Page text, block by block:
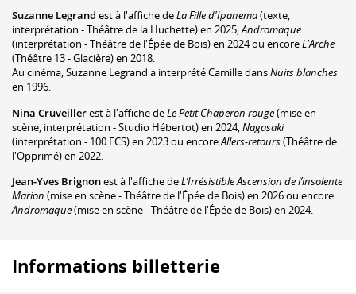
Suzanne Legrand est à l'affiche deLa Fille d'Ipanema(texte,
interprétation - Théâtre de la Huchette) en 2025,Andromaque
(interprétation - Théâtre de l'Épée de Bois) en 2024 ou encoreL'Arche
(Théâtre 13 - Glacière) en 2018.
Au cinéma, Suzanne Legrand a interprété Camille dansNuits blanches
en 1996.
Nina Cruveillerest à l'affiche deLe Petit Chaperon rouge(mise en
scène, interprétation - Studio Hébertot) en 2024, Nagasaki
(interprétation - 100 ECS) en 2023 ou encoreAllers-retours(Théâtre de
l'Opprimé) en 2022.
Jean-Yves Brignonest à l'affiche deL’Irrésistible Ascension de l’insolente
Marion (mise en scène - Théâtre de l'Épée de Bois) en 2026 ou encore
Andromaque(mise en scène - Théâtre de l'Épée de Bois) en 2024.
Informations billetterie